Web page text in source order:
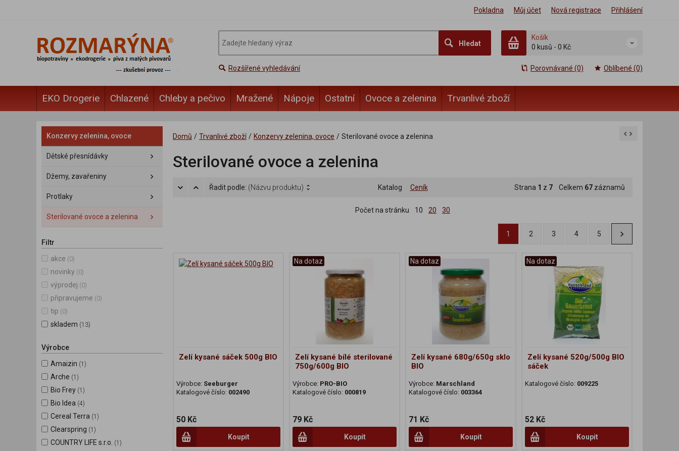
Pokladna Můj účet Nová registrace Přihlášení
Hledat
Košík
0 kusů - 0 Kč
Rozšířené vyhledávání Porovnávané (0) Oblíbené (0)
EKO Drogerie Chlazené Chleby a pečivo Mražené Nápoje Ostatní Ovoce a zelenina Trvanlivé zboží
Konzervy zelenina, ovoce
Dětské přesnídávky
Džemy, zavařeniny
Protlaky
Sterilované ovoce a zelenina
Filtr
akce (0)
novinky (0)
výprodej (0)
připravujeme (0)
tip (0)
skladem (13)
Výrobce
Amaizin (1)
Arche (1)
Bio Frey (1)
Bio Idea (4)
Cereal Terra (1)
Clearspring (1)
COUNTRY LIFE s.r.o. (1)
Domů / Trvanlivé zboží / Konzervy zelenina, ovoce / Sterilované ovoce a zelenina
Sterilované ovoce a zelenina
Řadit podle: (Názvu produktu) Katalog Ceník Strana 1 z 7 Celkem 67 záznamů
Počet na stránku 10 20 30
1 2 3 4 5
Zelí kysané sáček 500g BIO
Výrobce: Seeburger
Katalogové číslo: 002490
50 Kč
Koupit
Na dotaz
Zelí kysané bílé sterilované
750g/600g BIO
Výrobce: PRO-BIO
Katalogové číslo: 000819
79 Kč
Koupit
Na dotaz
Zelí kysané 680g/650g sklo
BIO
Výrobce: Marschland
Katalogové číslo: 003364
71 Kč
Koupit
Na dotaz
Zelí kysané 520g/500g BIO
sáček
Katalogové číslo: 009225
52 Kč
Koupit